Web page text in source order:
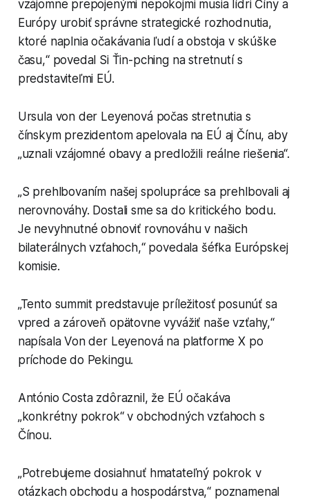
vzájomne prepojenými nepokojmi musia lídri Číny a
Európy urobiť správne strategické rozhodnutia,
ktoré naplnia očakávania ľudí a obstoja v skúške
času,“ povedal Si Ťin-pching na stretnutí s
predstaviteľmi EÚ.
Ursula von der Leyenová počas stretnutia s
čínskym prezidentom apelovala na EÚ aj Čínu, aby
„uznali vzájomné obavy a predložili reálne riešenia“.
„S prehlbovaním našej spolupráce sa prehlbovali aj
nerovnováhy. Dostali sme sa do kritického bodu.
Je nevyhnutné obnoviť rovnováhu v našich
bilaterálnych vzťahoch,“ povedala šéfka Európskej
komisie.
„Tento summit predstavuje príležitosť posunúť sa
vpred a zároveň opätovne vyvážiť naše vzťahy,“
napísala Von der Leyenová na platforme X po
príchode do Pekingu.
António Costa zdôraznil, že EÚ očakáva
„konkrétny pokrok“ v obchodných vzťahoch s
Čínou.
„Potrebujeme dosiahnuť hmatateľný pokrok v
otázkach obchodu a hospodárstva,“ poznamenal